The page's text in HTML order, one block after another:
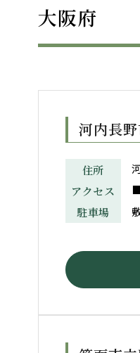
大阪府
河内長
住所
アクセス
駐車場